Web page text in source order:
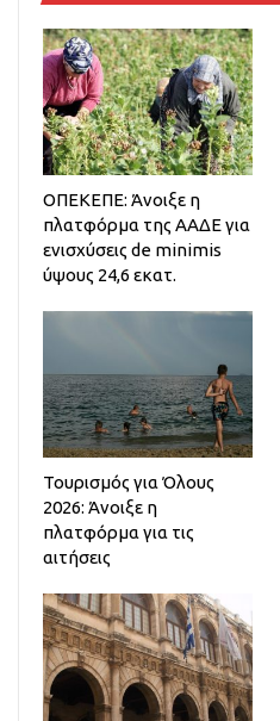
ΟΠΕΚΕΠΕ: Άνοιξε η
πλατφόρμα της ΑΑΔΕ για
ενισχύσεις de minimis
ύψους 24,6 εκατ.
Τουρισμός για Όλους
2026: Άνοιξε η
πλατφόρμα για τις
αιτήσεις